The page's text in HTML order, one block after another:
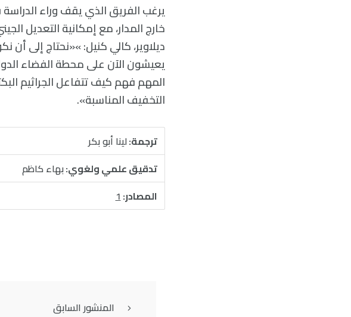
يرغب الفريق الذي يقف وراء الدراسة
خارج المدار، مع إمكانية التعديل
ديلاوير، كالي كنيل: »«نحتاج إلى
يعيشون الآن على محطة الفضاء
المهم فهم كيف تتفاعل الجراثيم
التخفيف المناسبة».
ترجمة:لينا أبو بكر
تدقيق علمي ولغوي:بهاء كاظم
المصادر:1
المنشور السابق